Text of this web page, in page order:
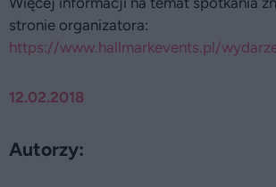
12.02.2018
Autorzy:
stronie organizatora:
https://www.hallmarkevents.pl/